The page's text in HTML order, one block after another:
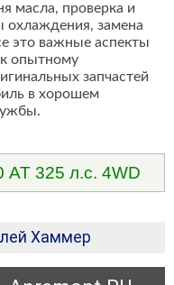
масла, проверка и
охлаждения, замена
это важные аспекты
опытному
запчастей
в хорошем
325 л.с. 4WD
Хаммер